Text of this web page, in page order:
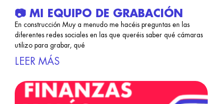
📷 MI EQUIPO DE GRABACIÓN
En construcción Muy a menudo me hacéis preguntas en las
diferentes redes sociales en las que queréis saber qué cámaras
utilizo para grabar, qué
LEER MÁS